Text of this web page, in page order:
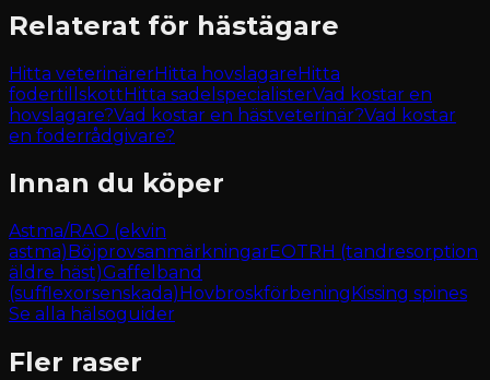
Relaterat för hästägare
Hitta veterinärerHitta hovslagareHitta
fodertillskottHitta sadelspecialisterVad kostar en
hovslagare?Vad kostar en hästveterinär?Vad kostar
en foderrådgivare?
Innan du köper
Astma/RAO (ekvin
astma) BöjprovsanmärkningarEOTRH (tandresorption
äldre häst)Gaffelband
(sufflexorsenskada) Hovbroskförbening Kissing spines
Se alla hälsoguider
Fler raser